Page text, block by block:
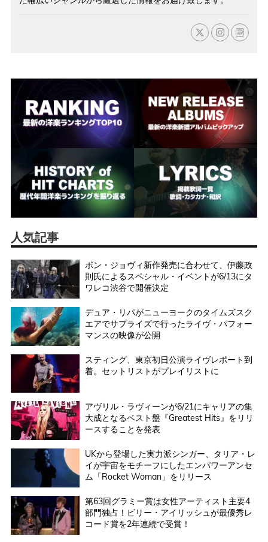
人気記事
ボン・ジョヴィ新作発売に合わせて、伊藤政
則氏によるスペシャル・イベントが6/13にタ
ワレコ渋谷で開催決定
デュア・リパがニューヨークのタイムズスク
エアでサプライズで行ったライヴ・パフォー
マンスの映像が公開
スティング、東京初日公演ライヴレポート到
着。セットリストがプレイリストに
アヴリル・ラヴィーンが6/21にキャリアの集
大成となるベスト盤『Greatest Hits』をリリ
ースすることを発表
UKから登場した実力派シンガー、タリア・レ
イが宇宙をモチーフにしたエンパワーアンセ
ム「Rocket Woman」をリリース
第63回グラミー賞は女性アーティスト主要4
部門独占！ビリー・アイリッシュが最優秀レ
コード賞を2年連続で受賞！